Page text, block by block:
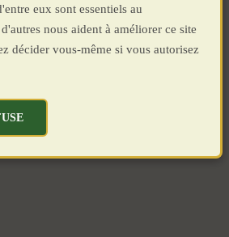
eux sont essentiels au
nous aident à améliorer ce site
décider vous-même si vous autorisez